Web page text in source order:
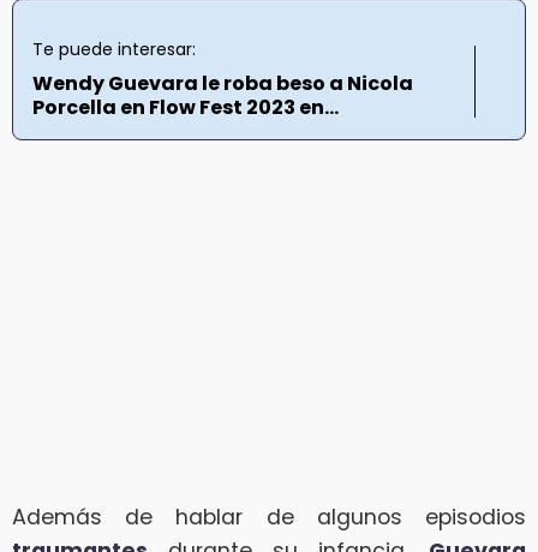
Te puede interesar:
Wendy Guevara le roba beso a Nicola
Porcella en Flow Fest 2023 en...
Además de hablar de algunos episodios